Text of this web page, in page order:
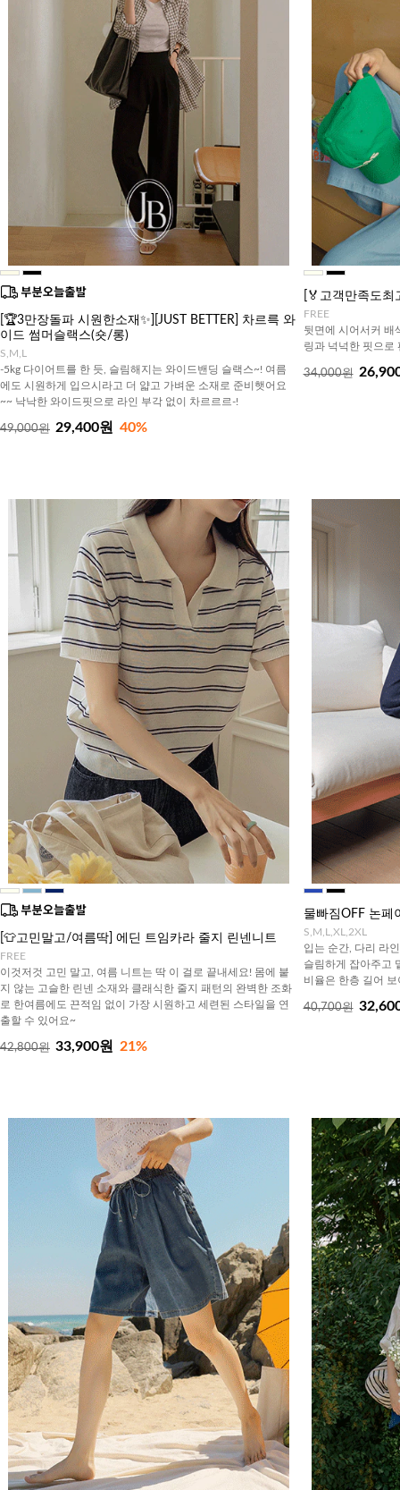
[🏆3만장돌파 시원한소재✨][JUST BETTER] 차르륵 와
이드 썸머슬랙스(숏/롱)
S,M,L
-5kg 다이어트를 한 듯, 슬림해지는 와이드밴딩 슬랙스~! 여름
에도 시원하게 입으시라고 더 얇고 가벼운 소재로 준비햇어요
~~ 낙낙한 와이드핏으로 라인 부각 없이 차르르르-!
49,000원 29,400원 40%
[🏅고객만족도
FREE
뒷면에 시어서커 배
링과 넉넉한 핏으로
34,000원
[👕고민말고/여름딱] 에딘 트임카라 줄지 린넨니트
FREE
이것저것 고민 말고, 여름 니트는 딱 이 걸로 끝내세요! 몸에 붙
지 않는 고슬한 린넨 소재와 클래식한 줄지 패턴의 완벽한 조화
로 한여름에도 끈적임 없이 가장 시원하고 세련된 스타일을 연
출할 수 있어요~
42,800원 33,900원 21%
물빠짐OFF 논페
S,M,L,XL,2XL
입는 순간, 다리 라
슬림하게 잡아주고
비율은 한층 길어
40,700원